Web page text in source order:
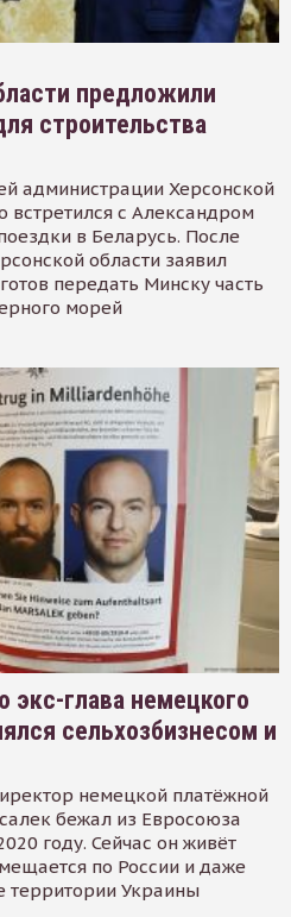
предложили
строительства
администрации Херсонской
встретился с Александром
в Беларусь. После
области заявил
передать Минску часть
морей
глава немецкого
сельхозбизнесом и
немецкой платёжной
бежал из Евросоюза
году. Сейчас он живёт
по России и даже
территории Украины